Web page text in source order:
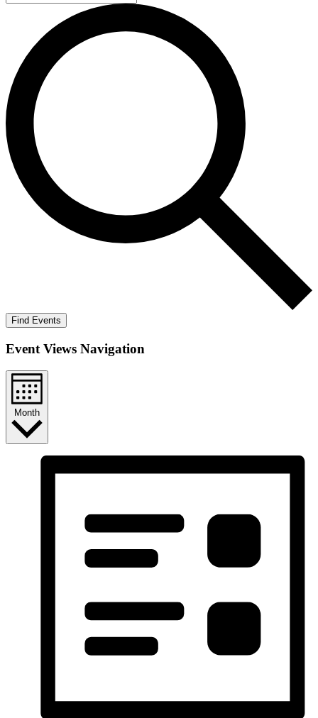
Find Events
Event Views Navigation
Month